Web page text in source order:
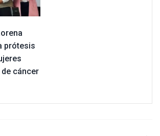
prótesis
cáncer